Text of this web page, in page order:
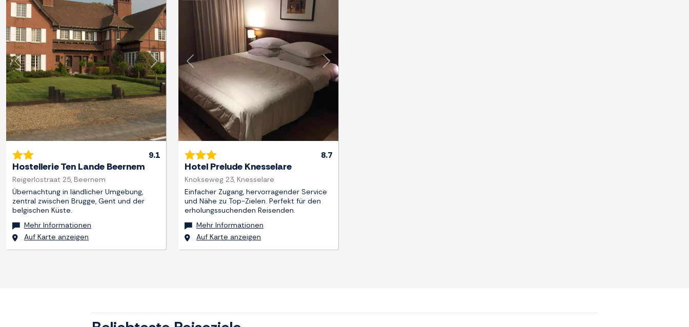
Zurück Weiter
9.1
Hostellerie Ten Lande Beernem
Reigerlostraat 25, Beernem
Übernachtung in ländlicher Umgebung,
zentral zwischen Brugge, Gent und der
belgischen Küste.
Mehr Informationen
Auf Karte anzeigen
Zurück Weiter
8.7
Hotel Prelude Knesselare
Knokseweg 23, Knesselare
Einfacher Zugang, hervorragender Service
und Nähe zu Top-Zielen. Perfekt für den
erholungssuchenden Reisenden.
Mehr Informationen
Auf Karte anzeigen